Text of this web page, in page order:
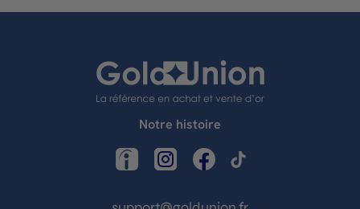
Notre histoire
LinkedIn InstagramFacebookTikTok